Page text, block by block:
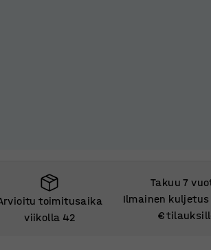
toimitusaika
viikolla 42
Takuu 7
Ilmainen
€